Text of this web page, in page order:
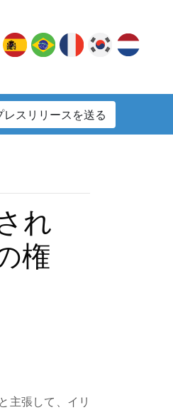
レスリリースを送る
れ
権
主張して、イリ